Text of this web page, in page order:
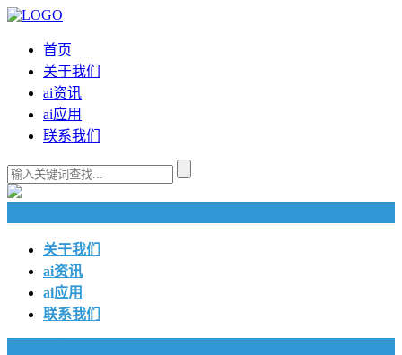
首页
关于我们
ai资讯
ai应用
联系我们
关于我们
ai资讯
ai应用
联系我们